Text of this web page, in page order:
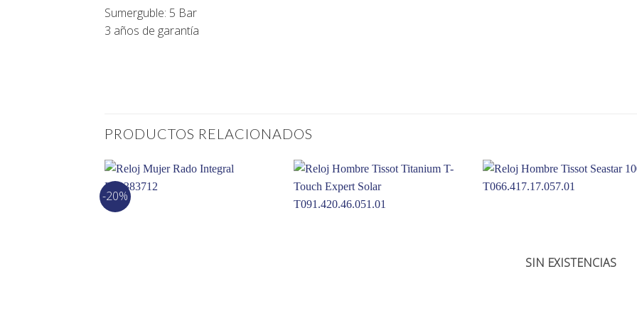
Sumerguble: 5 Bar
3 años de garantía
PRODUCTOS RELACIONADOS
-20%
SIN EXISTENCIAS